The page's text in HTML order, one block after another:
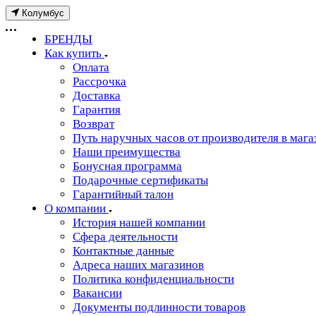
Колумбус
БРЕНДЫ
Как купить
Оплата
Рассрочка
Доставка
Гарантия
Возврат
Путь наручных часов от производителя в
Наши преимущества
Бонусная программа
Подарочные сертификаты
Гарантийный талон
О компании
История нашей компании
Сфера деятельности
Контактные данные
Адреса наших магазинов
Политика конфиденциальности
Вакансии
Документы подлинности товаров